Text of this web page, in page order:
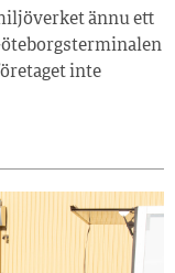
ännu ett
inte